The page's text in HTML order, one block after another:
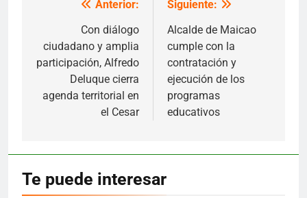
Navegación
entradas
Anterior:
Con diálogo
ciudadano y amplia
participación, Alfredo
Deluque cierra
agenda territorial en
el Cesar
Siguiente:
Alcalde de Maicao
cumple con la
contratación y
ejecución de los
programas
educativos
Te puede interesar